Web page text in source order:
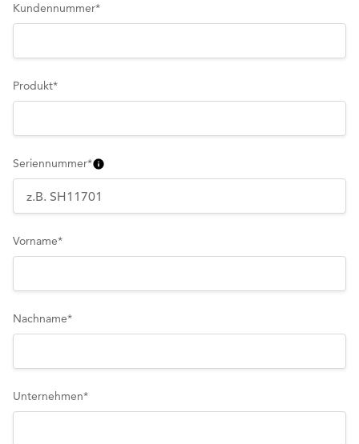
Kundennummer*
Produkt*
Seriennummer*
Vorname*
Nachname*
Unternehmen*